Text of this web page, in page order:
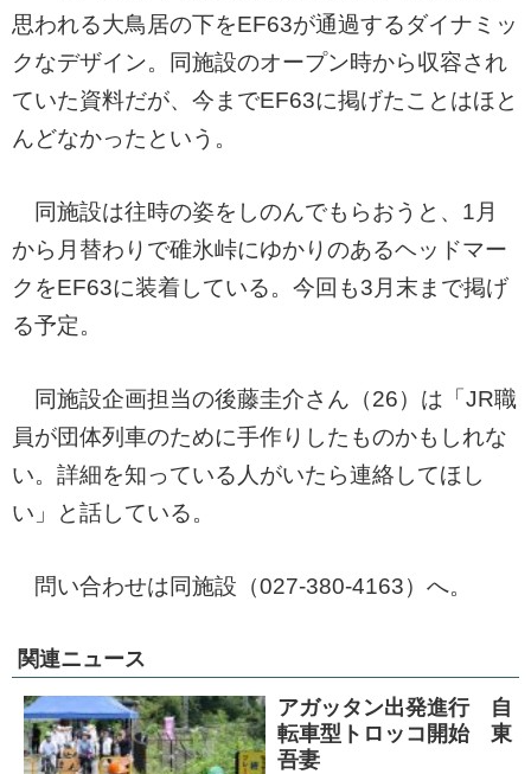
思われる大鳥居の下をEF63が通過するダイナミッ
クなデザイン。同施設のオープン時から収容され
ていた資料だが、今までEF63に掲げたことはほと
んどなかったという。
同施設は往時の姿をしのんでもらおうと、1月
から月替わりで碓氷峠にゆかりのあるヘッドマー
クをEF63に装着している。今回も3月末まで掲げ
る予定。
同施設企画担当の後藤圭介さん（26）は「JR職
員が団体列車のために手作りしたものかもしれな
い。詳細を知っている人がいたら連絡してほし
い」と話している。
問い合わせは同施設（027-380-4163）へ。
関連ニュース
アガッタン出発進行 自
転車型トロッコ開始 東
吾妻